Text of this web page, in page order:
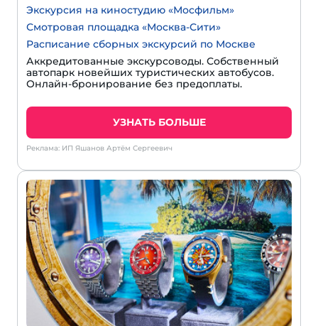
Экскурсия на киностудию «Мосфильм»
Смотровая площадка «Москва-Сити»
Расписание сборных экскурсий по Москве
Аккредитованные экскурсоводы. Собственный
автопарк новейших туристических автобусов.
Онлайн-бронирование без предоплаты.
УЗНАТЬ БОЛЬШЕ
Реклама: ИП Яшанов Артём Сергеевич